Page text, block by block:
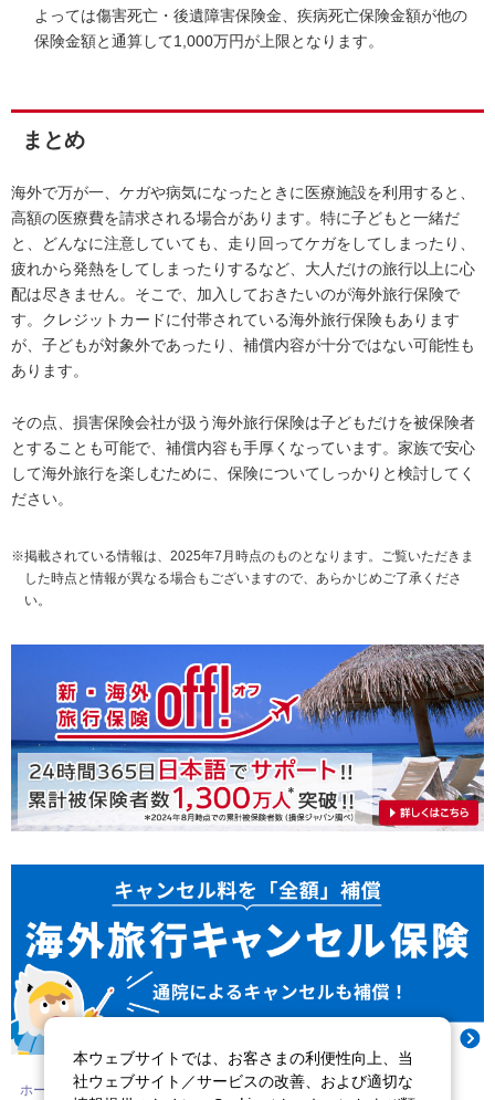
よっては傷害死亡・後遺障害保険⾦、疾病死亡保険⾦額が他の
保険⾦額と通算して1,000万円が上限となります。
まとめ
海外で万が一、ケガや病気になったときに医療施設を利用すると、
高額の医療費を請求される場合があります。特に子どもと一緒だ
と、どんなに注意していても、走り回ってケガをしてしまったり、
疲れから発熱をしてしまったりするなど、大人だけの旅行以上に心
配は尽きません。そこで、加入しておきたいのが海外旅行保険で
す。クレジットカードに付帯されている海外旅行保険もあります
が、子どもが対象外であったり、補償内容が十分ではない可能性も
あります。
その点、損害保険会社が扱う海外旅行保険は子どもだけを被保険者
とすることも可能で、補償内容も手厚くなっています。家族で安心
して海外旅行を楽しむために、保険についてしっかりと検討してく
ださい。
※掲載されている情報は、2025年7月時点のものとなります。ご覧いただきま
した時点と情報が異なる場合もございますので、あらかじめご了承くださ
い。
ホーム ご検討中のお客さま 旅行・レジャーの保険
本ウェブサイトでは、お客さまの利便性向上、当
社ウェブサイト／サービスの改善、および適切な